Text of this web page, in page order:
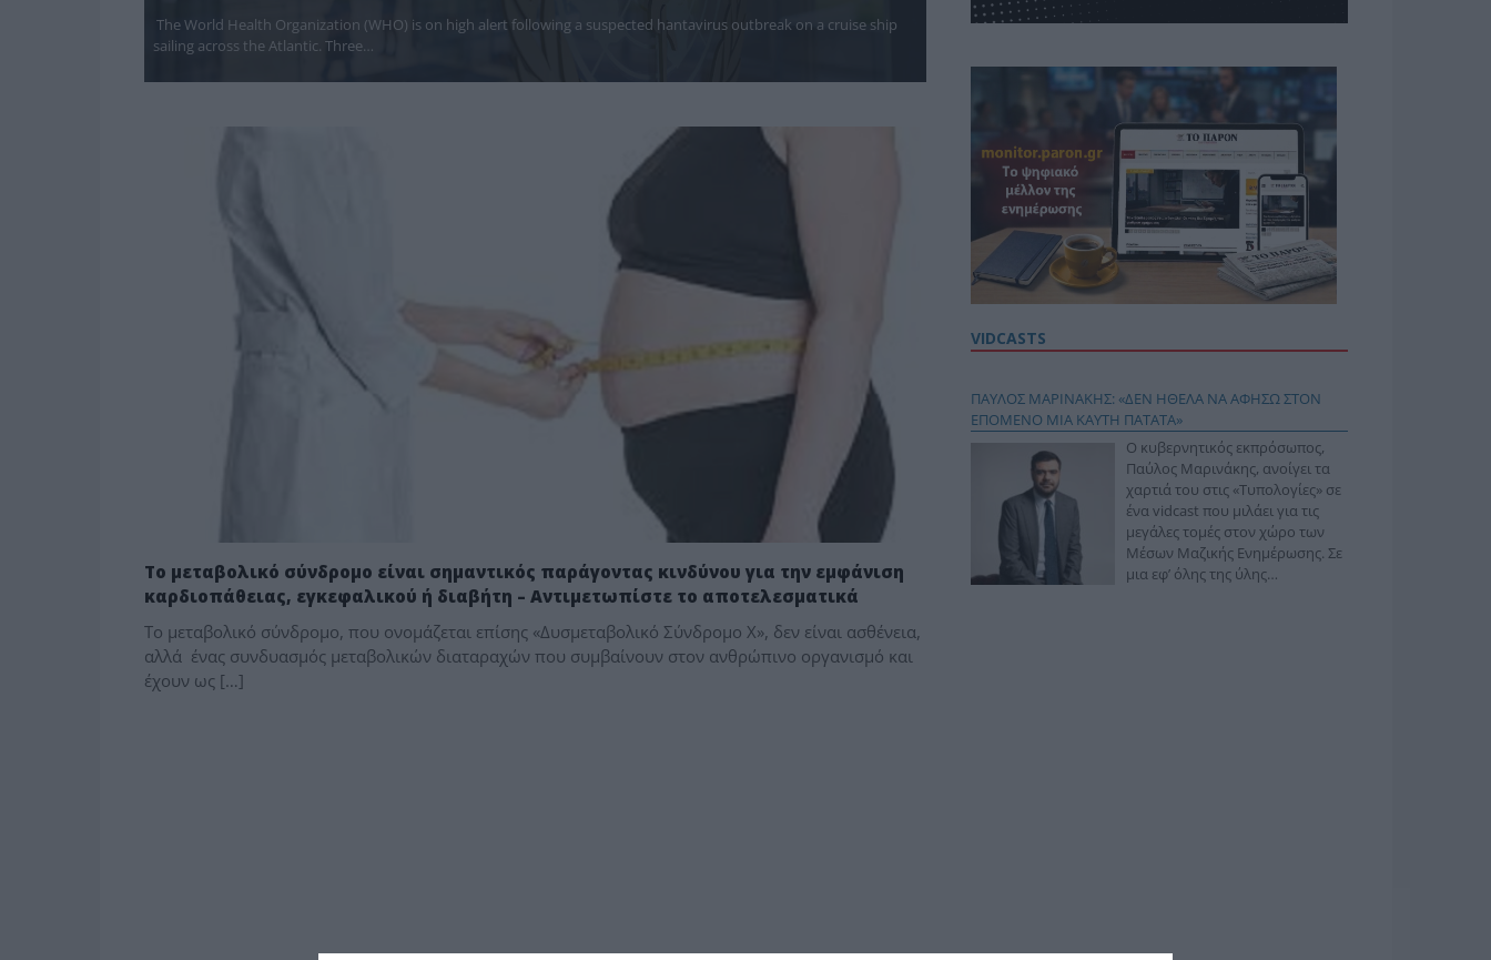
The World Health Organization (WHO) is on high alert following a suspected hantavirus outbreak on a cruise ship
sailing across the Atlantic. Three…
Το μεταβολικό σύνδρομο είναι σημαντικός παράγοντας κινδύνου για την εμφάνιση
καρδιοπάθειας, εγκεφαλικού ή διαβήτη – Αντιμετωπίστε το αποτελεσματικά
Το μεταβολικό σύνδρομο, που ονομάζεται επίσης «Δυσμεταβολικό Σύνδρομο Χ», δεν είναι ασθένεια,
αλλά ένας συνδυασμός μεταβολικών διαταραχών που συμβαίνουν στον ανθρώπινο οργανισμό και
έχουν ως […]
VIDCASTS
ΠΑΥΛΟΣ ΜΑΡΙΝΑΚΗΣ: «ΔΕΝ ΗΘΕΛΑ ΝΑ ΑΦΗΣΩ ΣΤΟΝ
ΕΠΟΜΕΝΟ ΜΙΑ ΚΑΥΤΗ ΠΑΤΑΤΑ»
Ο κυβερνητικός εκπρόσωπος,
Παύλος Μαρινάκης, ανοίγει τα
χαρτιά του στις «Τυπολογίες» σε
ένα vidcast που μιλάει για τις
μεγάλες τομές στον χώρο των
Μέσων Μαζικής Ενημέρωσης. Σε
μια εφ’ όλης της ύλης